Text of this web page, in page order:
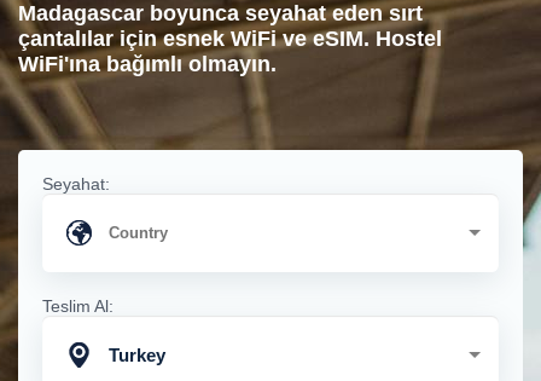
Madagascar boyunca seyahat eden sırt
çantalılar için esnek WiFi ve eSIM. Hostel
WiFi'ına bağımlı olmayın.
Seyahat:
Teslim Al:
Turkey